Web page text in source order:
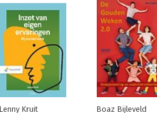
Lenny Kruit Boaz Bijleveld